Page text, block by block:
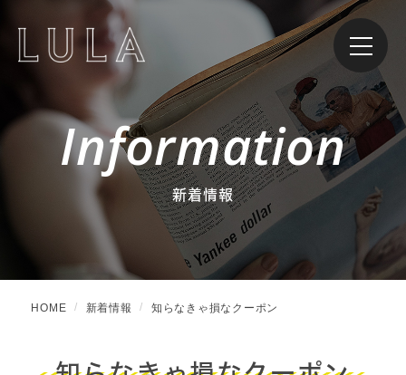
Information
新着情報
HOME 新着情報 知らなきゃ損なクーポン